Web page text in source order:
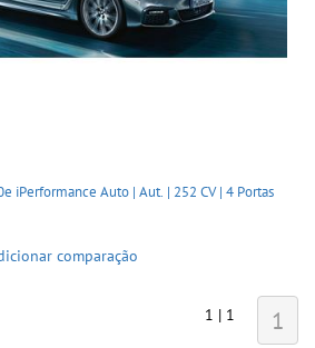
iPerformance Auto | Aut. | 252 CV | 4 Portas
comparação
1 | 1 1